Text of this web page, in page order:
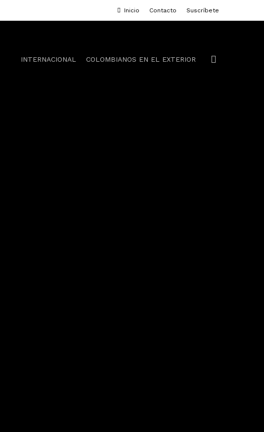
Inicio Contacto Suscríbete
INTERNACIONAL COLOMBIANOS EN EL EXTERIOR